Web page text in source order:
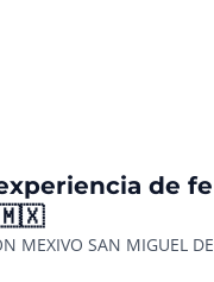
de fe
🇲🇽
MEXIVO SAN MIGUEL